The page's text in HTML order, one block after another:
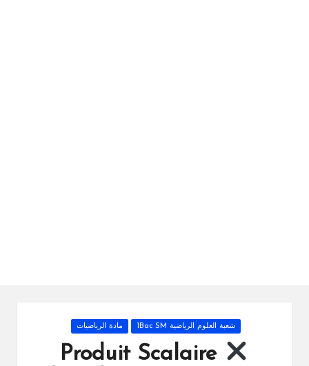
Posted
شعبة العلوم الرياضية 1Bac SM مادة الرياضيات
Produit Scalaire